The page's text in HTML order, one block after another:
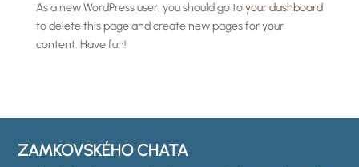
As a new WordPress user, you should go toyour dashboard
to delete this page and create new pages for your
content. Have fun!
ZAMKOVSKÉHO CHATA